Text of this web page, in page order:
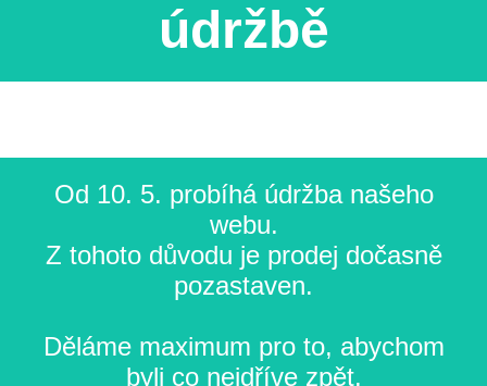
údržbě
Od 10. 5. probíhá údržba našeho
webu.
Z tohoto důvodu je prodej dočasně
pozastaven.
Děláme maximum pro to, abychom
byli co nejdříve zpět.